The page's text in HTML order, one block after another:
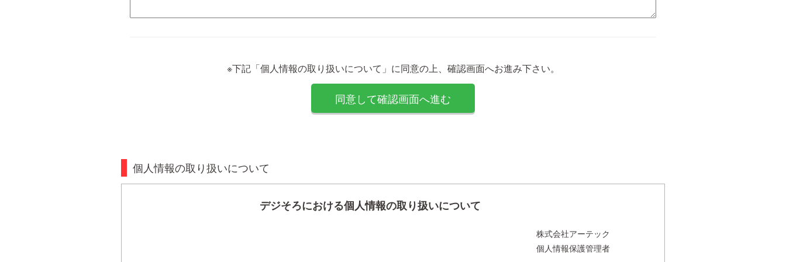
※下記「個人情報の取り扱いについて」に同意の上、確認画面へお進み下さい。
個人情報の取り扱いについて
デジそろにおける個人情報の取り扱いについて
株式会社アーテック
個人情報保護管理者